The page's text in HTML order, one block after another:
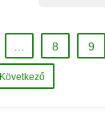
… 8 9
Következő